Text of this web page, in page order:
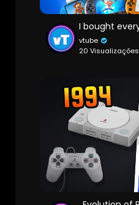
vtube
20